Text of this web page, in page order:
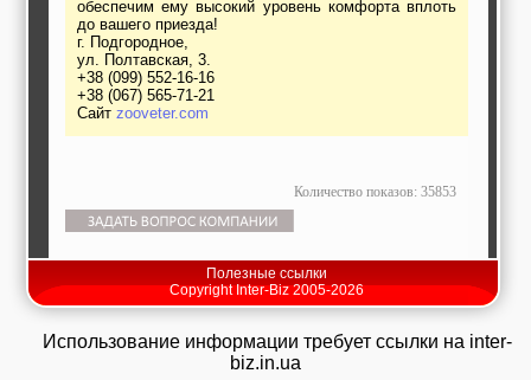
обеспечим ему высокий уровень комфорта вплоть
до вашего приезда!
г. Подгородное,
ул. Полтавская, 3.
+38 (099) 552-16-16
+38 (067) 565-71-21
Сайт zooveter.com
Количество показов: 35853
Полезные ссылки
Copyright Inter-Biz 2005-2026
Использование информации требует ссылки на inter-
biz.in.ua